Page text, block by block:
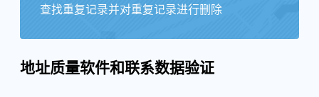
查找重复记录并对重复记录进行删除
地址质量软件和联系数据验证